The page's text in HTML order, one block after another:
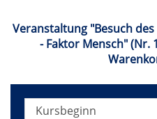
Veranstaltung "Besuch
- Faktor Mensch" (Nr.
Kursbeginn